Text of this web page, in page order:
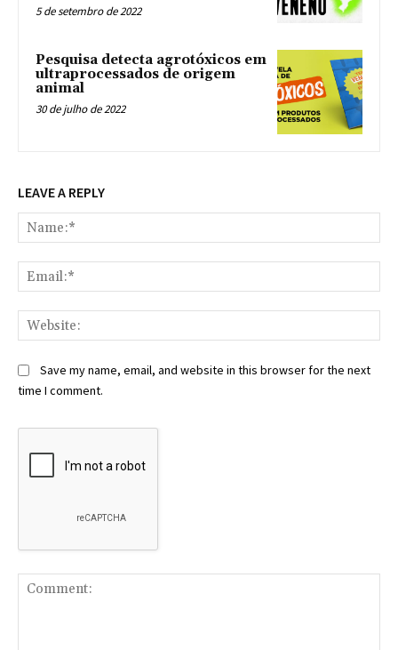
5 de setembro de 2022
Pesquisa detecta agrotóxicos em
ultraprocessados de origem
animal
30 de julho de 2022
LEAVE A REPLY
Save my name, email, and website in this browser for the next
time I comment.